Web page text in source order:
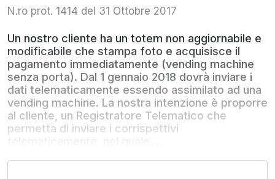
N.ro prot. 1414 del 31 Ottobre 2017
Un nostro cliente ha un totem non aggiornabile e
modificabile che stampa foto e acquisisce il
pagamento immediatamente (vending machine
senza porta). Dal 1 gennaio 2018 dovrà inviare i
dati telematicamente essendo assimilato ad una
vending machine. La nostra intenzione è proporre
al cliente, un Registratore Telematico che
permetta di inviare i corrispettivi